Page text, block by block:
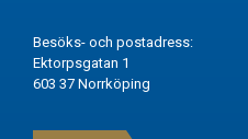
Besöks- och postadress:
Ektorpsgatan 1
603 37 Norrköping